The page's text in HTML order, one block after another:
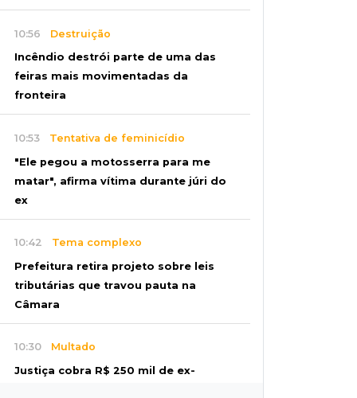
10:56 Destruição
Incêndio destrói parte de uma das
feiras mais movimentadas da
fronteira
10:53 Tentativa de feminicídio
"Ele pegou a motosserra para me
matar", afirma vítima durante júri do
ex
10:42 Tema complexo
Prefeitura retira projeto sobre leis
tributárias que travou pauta na
Câmara
10:30 Multado
Justiça cobra R$ 250 mil de ex-